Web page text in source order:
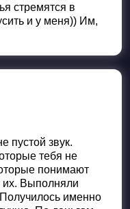
стремятся в
и у меня)) Им,
пустой звук.
тебя не
понимают
их. Выполняли
именно